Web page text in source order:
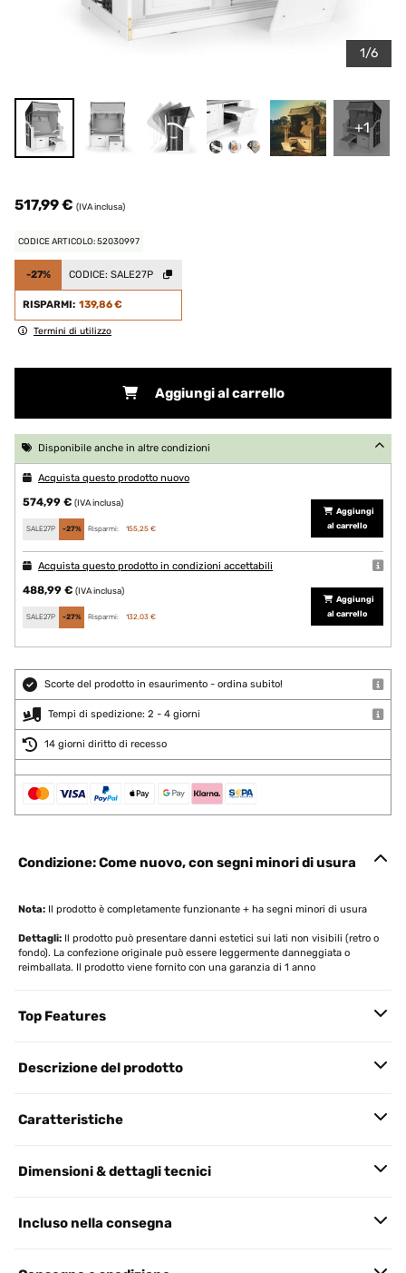
1/6
+1
517,99 € (IVA inclusa)
CODICE ARTICOLO: 52030997
-27% CODICE: SALE27P
RISPARMI: 139,86 €
Termini di utilizzo
Aggiungi al carrello
Disponibile anche in altre condizioni
Acquista questo prodotto nuovo
574,99 € (IVA inclusa)
SALE27P -27% Risparmi: 155,25 €
Aggiungi
al carrello
Acquista questo prodotto in condizioni accettabili
488,99 € (IVA inclusa)
SALE27P -27% Risparmi: 132,03 €
Aggiungi
al carrello
Scorte del prodotto in esaurimento - ordina subito!
Tempi di spedizione: 2 - 4 giorni
14 giorni diritto di recesso
Condizione: Come nuovo, con segni minori di usura
Nota: Il prodotto è completamente funzionante + ha segni minori di usura
Dettagli: Il prodotto può presentare danni estetici sui lati non visibili (retro o
fondo). La confezione originale può essere leggermente danneggiata o
reimballata. Il prodotto viene fornito con una garanzia di 1 anno
Top Features
Descrizione del prodotto
Caratteristiche
Dimensioni & dettagli tecnici
Incluso nella consegna